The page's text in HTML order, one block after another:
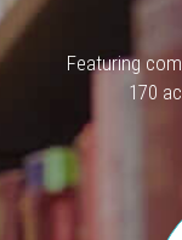
Featuring
170